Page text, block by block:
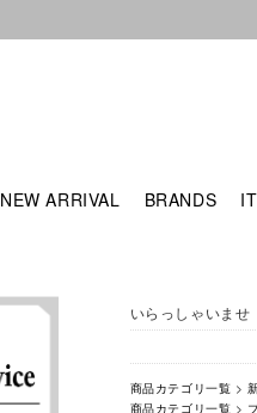
NEW ARRIVAL BRANDS
いらっしゃいま
商品カテゴリ一覧 >
商品カテゴリ一覧 >